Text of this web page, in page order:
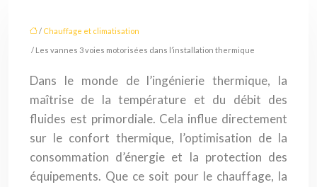
/ Chauffage et climatisation
/ Les vannes 3 voies motorisées dans l’installation thermique
Dans le monde de l’ingénierie thermique, la
maîtrise de la température et du débit des
fluides est primordiale. Cela influe directement
sur le confort thermique, l’optimisation de la
consommation d’énergie et la protection des
équipements. Que ce soit pour le chauffage, la